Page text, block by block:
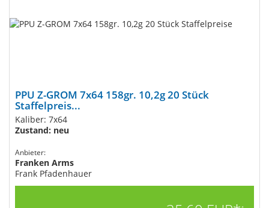
PPU Z-GROM 7x64 158gr. 10,2g 20 Stück
Staffelpreis...
Kaliber: 7x64
Zustand: neu
Anbieter:
Franken Arms
Frank Pfadenhauer